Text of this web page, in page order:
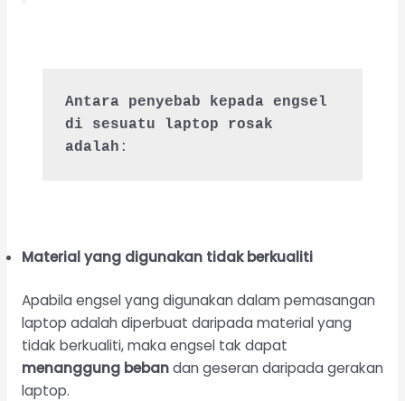
Antara penyebab kepada engsel
di sesuatu laptop rosak
adalah :
Material yang digunakan tidak berkualiti
Apabila engsel yang digunakan dalam pemasangan
laptop adalah diperbuat daripada material yang
tidak berkualiti, maka engsel tak dapat
menanggung bebandan geseran daripada gerakan
laptop.